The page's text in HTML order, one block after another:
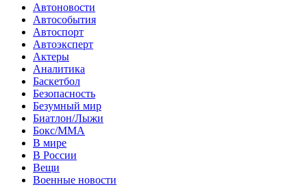
Автоновости
Автособытия
Автоспорт
Автоэксперт
Актеры
Аналитика
Баскетбол
Безопасность
Безумный мир
Биатлон/Лыжи
Бокс/MMA
В мире
В России
Вещи
Военные новости